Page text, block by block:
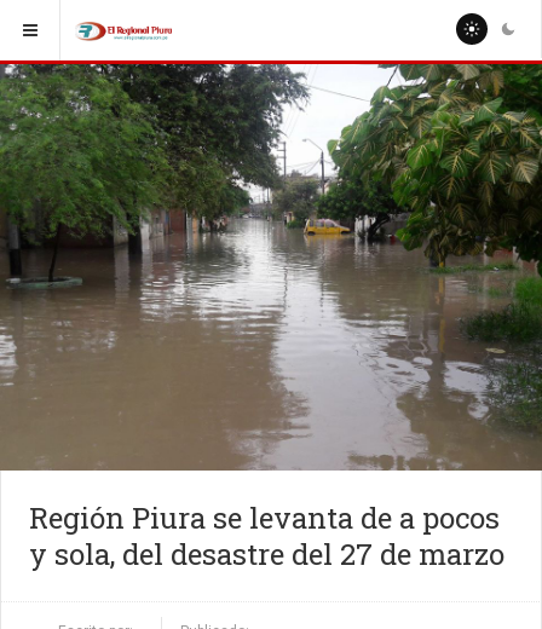
Región Piura se levanta de a pocos
y sola, del desastre del 27 de marzo